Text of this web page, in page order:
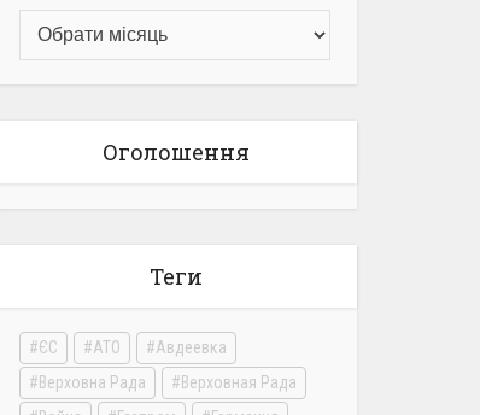
Оголошення
Теги
ЄС АТО
Авдеевка
Верховна Рада
Верховная Рада